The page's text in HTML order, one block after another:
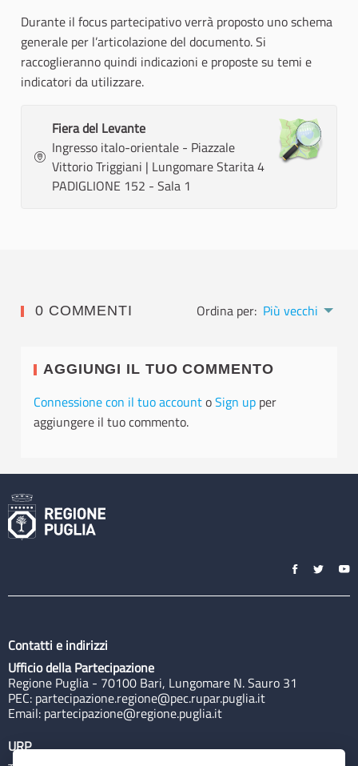
Durante il focus partecipativo verrà proposto uno schema
generale per l’articolazione del documento. Si
raccoglieranno quindi indicazioni e proposte su temi e
indicatori da utilizzare.
Fiera del Levante
Ingresso italo-orientale - Piazzale
Vittorio Triggiani | Lungomare Starita 4
PADIGLIONE 152 - Sala 1
0 COMMENTI Ordina per: Più vecchi
AGGIUNGI IL TUO COMMENTO
Connessione con il tuo accountoSign up per
aggiungere il tuo commento.
Contatti e indirizzi
Ufficio della Partecipazione
Regione Puglia - 70100 Bari, Lungomare N. Sauro 31
PEC: partecipazione.regione@pec.rupar.puglia.it
Email: partecipazione@regione.puglia.it
URP